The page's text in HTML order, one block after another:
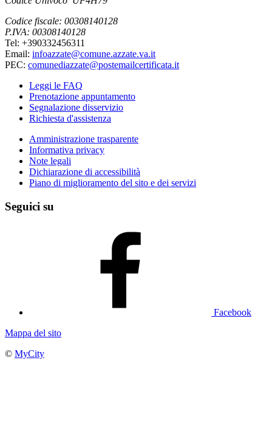
Codice fiscale: 00308140128
P.IVA: 00308140128
Tel: +390332456311
Email: infoazzate@comune.azzate.va.it
PEC: comunediazzate@postemailcertificata.it
Leggi le FAQ
Prenotazione appuntamento
Segnalazione disservizio
Richiesta d'assistenza
Amministrazione trasparente
Informativa privacy
Note legali
Dichiarazione di accessibilità
Piano di miglioramento del sito e dei servizi
Seguici su
Facebook
Mappa del sito
© MyCity